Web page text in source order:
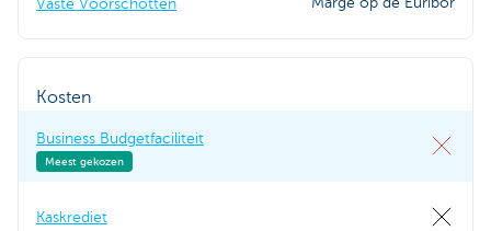
Vaste Voorschotten
Kosten
Business Budgetfaciliteit
Meest gekozen
Kaskrediet